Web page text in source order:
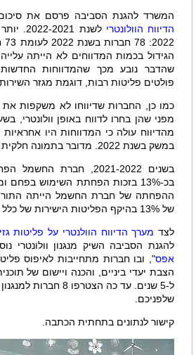
המשרד להגנת הסביבה פרסם את סיכום
הדיווח הוולונטרי
לשנת
2022
:
הגידול בכמות המדווחים לא הייתה
שהדבר נובע מכך שהמדווחות
פולטים פליטות רבות, דוגמת מגזר
כמו כן, החברות שדיווחו לא משקפות
מפני שהן בחרו לדווח באופן וולונטרי,
במשק בשנת 2022. מדובר בתמונה חלקית בלבד של הפליטות בארץ.
בשנים 2021-2022,
בכ-13% בזכות הפחתת השימוש
ההפחתה של חברת החשמל הייתה
של 13% בהיקף הפליטות הישירות של כלל החברות המדווחות
לצד מערך הדיווח הוולנטרי על פליטות
להגנת הסביבה השיק מנגנון וולונטרי נוסף בשנת
אפס
הצבת יעדי ביניים, והכנה ויישום של
ל-5 שנים
עד כה הצטרפו 8
שלפניכם.
קישור לנתונים בתחתית הכתבה.